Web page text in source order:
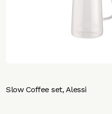
Slow Coffee set, Alessi